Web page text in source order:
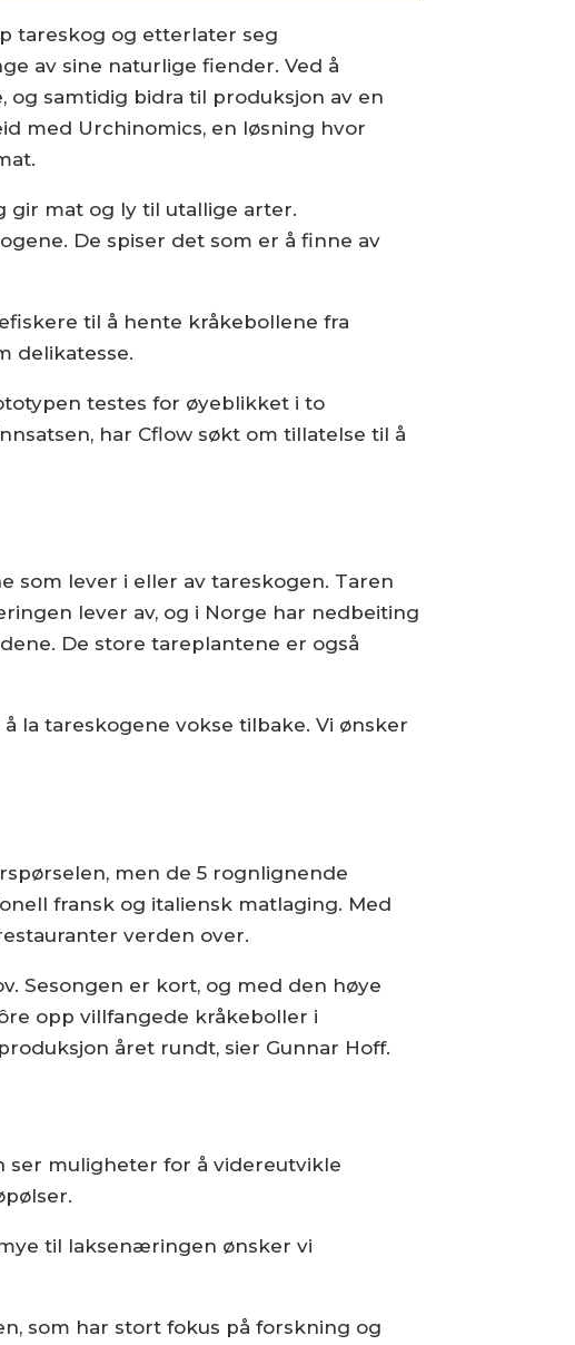
tareskog og etterlater seg
av sine naturlige fiender. Ved å
samtidig bidra til produksjon av en
med Urchinomics, en løsning hvor
gir mat og ly til utallige arter.
De spiser det som er å finne av
til å hente kråkebollene fra
delikatesse.
testes for øyeblikket i to
har Cflow søkt om tillatelse til å
som lever i eller av tareskogen. Taren
lever av, og i Norge har nedbeiting
De store tareplantene er også
la tareskogene vokse tilbake. Vi ønsker
men de 5 rognlignende
fransk og italiensk matlaging. Med
verden over.
Sesongen er kort, og med den høye
opp villfangede kråkeboller i
året rundt, sier Gunnar Hoff.
ser muligheter for å videreutvikle
til laksenæringen ønsker vi
som har stort fokus på forskning og